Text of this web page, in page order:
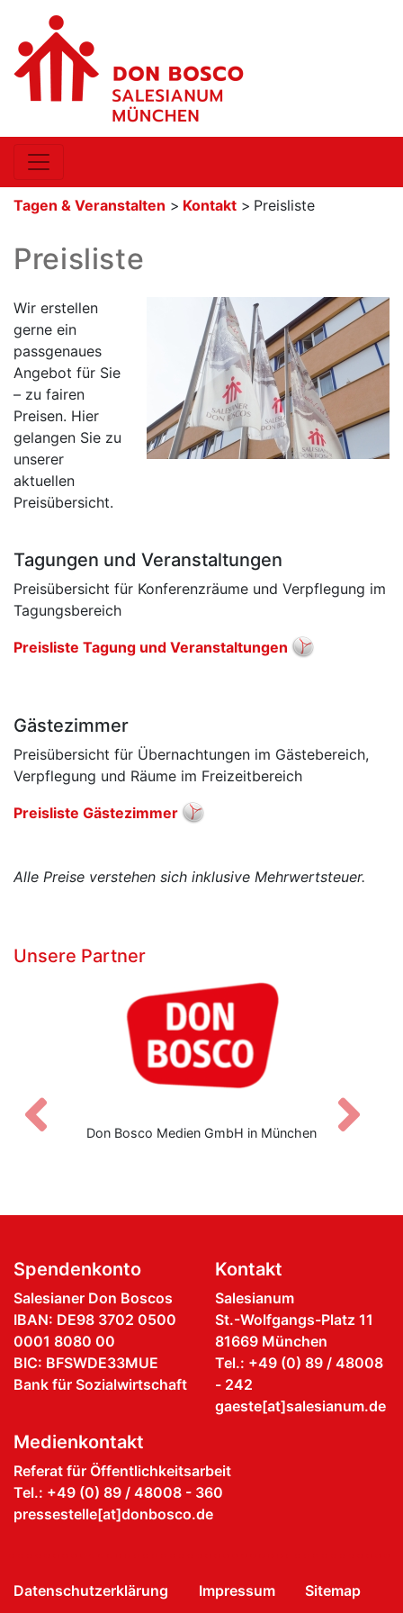
Tagen & Veranstalten > Kontakt > Preisliste
Preisliste
Wir erstellen
gerne ein
passgenaues
Angebot für Sie
– zu fairen
Preisen. Hier
gelangen Sie zu
unserer
aktuellen
Preisübersicht.
Tagungen und Veranstaltungen
Preisübersicht für Konferenzräume und Verpflegung im
Tagungsbereich
Preisliste Tagung und Veranstaltungen
Gästezimmer
Preisübersicht für Übernachtungen im Gästebereich,
Verpflegung und Räume im Freizeitbereich
Preisliste Gästezimmer
Alle Preise verstehen sich inklusive Mehrwertsteuer.
Unsere Partner
Don Bosco Medien GmbH in München
Zurück
Spendenkonto
Salesianer Don Boscos
IBAN: DE98 3702 0500
0001 8080 00
BIC: BFSWDE33MUE
Bank für Sozialwirtschaft
Kontakt
Salesianum
St.-Wolfgangs-Platz 11
81669 München
Tel.: +49 (0) 89 / 48008
- 242
gaeste[at]salesianum.de
Medienkontakt
Referat für Öffentlichkeitsarbeit
Tel.: +49 (0) 89 / 48008 - 360
pressestelle[at]donbosco.de
Datenschutzerklärung Impressum
Sitemap